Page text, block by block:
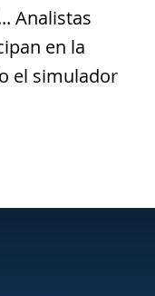
Analistas
en la
el simulador